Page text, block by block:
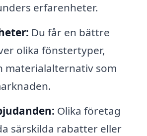
erfarenheter.
Du får en bättre
olika fönstertyper,
materialalternativ som
Olika företag
särskilda rabatter eller